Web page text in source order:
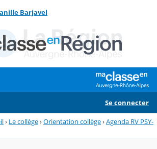
Barjavel
Se connecter
› Le collège›Orientation collège›Agenda RV PSY-